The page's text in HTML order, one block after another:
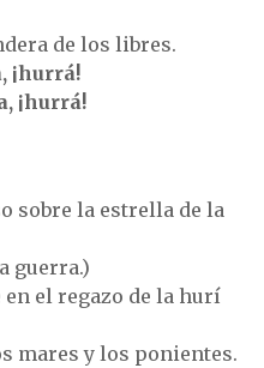
de los libres.
¡hurrá!
¡hurrá!
sobre la estrella de la
guerra.)
el regazo de la hurí
mares y los ponientes.